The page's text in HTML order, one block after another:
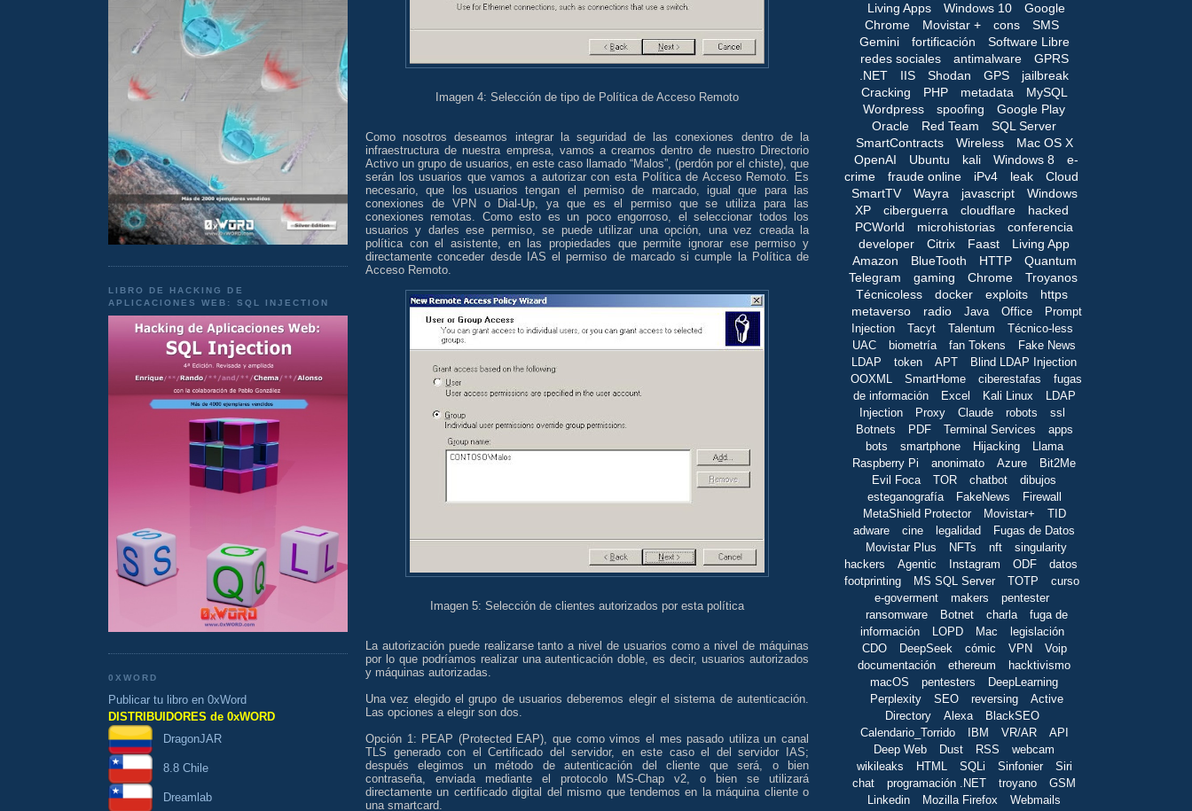
LIBRO DE HACKING DE
APLICACIONES WEB: SQL INJECTION
0XWORD
Publicar tu libro en 0xWord
DISTRIBUIDORES de 0xWORD
DragonJAR
8.8 Chile
Dreamlab
Imagen 4: Selección de tipo de Política de Acceso Remoto
Como nosotros deseamos integrar la seguridad de las conexiones dentro de la
infraestructura de nuestra empresa, vamos a crearnos dentro de nuestro Directorio
Activo un grupo de usuarios, en este caso llamado “Malos”, (perdón por el chiste), que
serán los usuarios que vamos a autorizar con esta Política de Acceso Remoto. Es
necesario, que los usuarios tengan el permiso de marcado, igual que para las
conexiones de VPN o Dial-Up, ya que es el permiso que se utiliza para las
conexiones remotas. Como esto es un poco engorroso, el seleccionar todos los
usuarios y darles ese permiso, se puede utilizar una opción, una vez creada la
política con el asistente, en las propiedades que permite ignorar ese permiso y
directamente conceder desde IAS el permiso de marcado si cumple la Política de
Acceso Remoto.
Imagen 5: Selección de clientes autorizados por esta política
La autorización puede realizarse tanto a nivel de usuarios como a nivel de máquinas
por lo que podríamos realizar una autenticación doble, es decir, usuarios autorizados
y máquinas autorizadas.
Una vez elegido el grupo de usuarios deberemos elegir el sistema de autenticación.
Las opciones a elegir son dos.
Opción 1: PEAP (Protected EAP), que como vimos el mes pasado utiliza un canal
TLS generado con el Certificado del servidor, en este caso el del servidor IAS;
después elegimos un método de autenticación del cliente que será, o bien
contraseña, enviada mediante el protocolo MS-Chap v2, o bien se utilizará
directamente un certificado digital del mismo que tendemos en la máquina cliente o
una smartcard.
Living Apps
Windows 10
Google
Chrome
Movistar + cons
SMS
Gemini
fortificación
Software Libre
redes sociales
antimalware
GPRS
.NET
IIS Shodan GPS
jailbreak
Cracking
PHP metadata
MySQL
Wordpress
spoofing
Google Play
Oracle
Red Team
SQL Server
SmartContracts
Wireless
Mac OS X
OpenAI
Ubuntu kali Windows 8
e-
crime
fraude online iPv4 leak
Cloud
SmartTV
Wayra javascript
Windows
XP
ciberguerra cloudflare
hacked
PCWorld
microhistorias
conferencia
developer
Citrix Faast
Living App
Amazon
BlueTooth HTTP
Quantum
Telegram
gaming Chrome
Troyanos
Técnicoless
docker exploits
https
metaverso
radio Java Office
Prompt
Injection
Tacyt Talentum
Técnico-less
UAC
biometría fan Tokens
Fake News
LDAP
token APT
Blind LDAP Injection
OOXML
SmartHome ciberestafas
fugas
de información
Excel Kali Linux
LDAP
Injection
Proxy Claude robots
ssl
Botnets
PDF Terminal Services
apps
bots
smartphone Hijacking
Llama
Raspberry Pi
anonimato Azure
Bit2Me
Evil Foca
TOR chatbot
dibujos
esteganografía
FakeNews
Firewall
MetaShield Protector
Movistar+
TID
adware
cine legalidad
Fugas de Datos
Movistar Plus
NFTs nft
singularity
hackers
Agentic Instagram ODF
datos
footprinting
MS SQL Server TOTP
curso
e-goverment
makers
pentester
ransomware
Botnet charla
fuga de
información
LOPD Mac
legislación
CDO
DeepSeek cómic VPN
Voip
documentación
ethereum
hacktivismo
macOS
pentesters
DeepLearning
Perplexity
SEO reversing
Active
Directory
Alexa
BlackSEO
Calendario_Torrido
IBM VR/AR
API
Deep Web
Dust RSS
webcam
wikileaks
HTML SQLi Sinfonier
Siri
chat
programación .NET troyano
GSM
Linkedin
Mozilla Firefox
Webmails